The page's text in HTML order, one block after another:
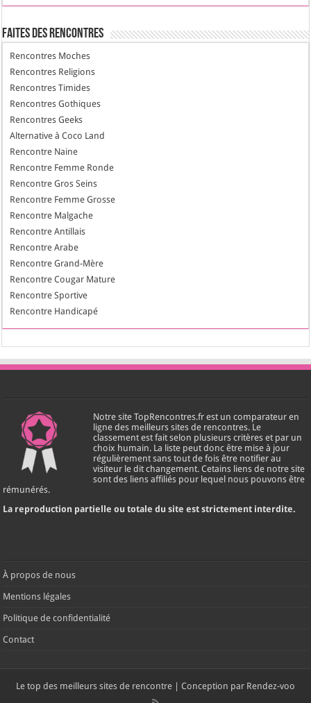
Faites des Rencontres
Rencontres Moches
Rencontres Religions
Rencontres Timides
Rencontres Gothiques
Rencontres Geeks
Alternative à Coco Land
Rencontre Naine
Rencontre Femme Ronde
Rencontre Gros Seins
Rencontre Femme Grosse
Rencontre Malgache
Rencontre Antillais
Rencontre Arabe
Rencontre Grand-Mère
Rencontre Cougar Mature
Rencontre Sportive
Rencontre Handicapé
Notre site TopRencontres.fr est un comparateur en
ligne des meilleurs sites de rencontres. Le
classement est fait selon plusieurs critères et par un
choix humain. La liste peut donc être mise à jour
régulièrement sans tout de fois être notifier au
visiteur le dit changement. Cetains liens de notre site
sont des liens affiliés pour lequel nous pouvons être
rémunérés.
La reproduction partielle ou totale du site est strictement interdite.
À propos de nous
Mentions légales
Politique de confidentialité
Contact
Le top des meilleurs sites de rencontre | Conception par Rendez-voo